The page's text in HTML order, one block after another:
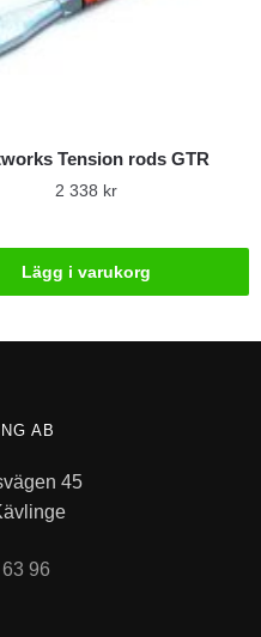
Tension rods GTR
2 338 kr
Lägg i varukorg
AB
45
96